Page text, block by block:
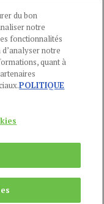
DES COOKIES
14h-17h
Agora
du bon
notre
fonctionnalités
notre
quant à
POLITIQUE